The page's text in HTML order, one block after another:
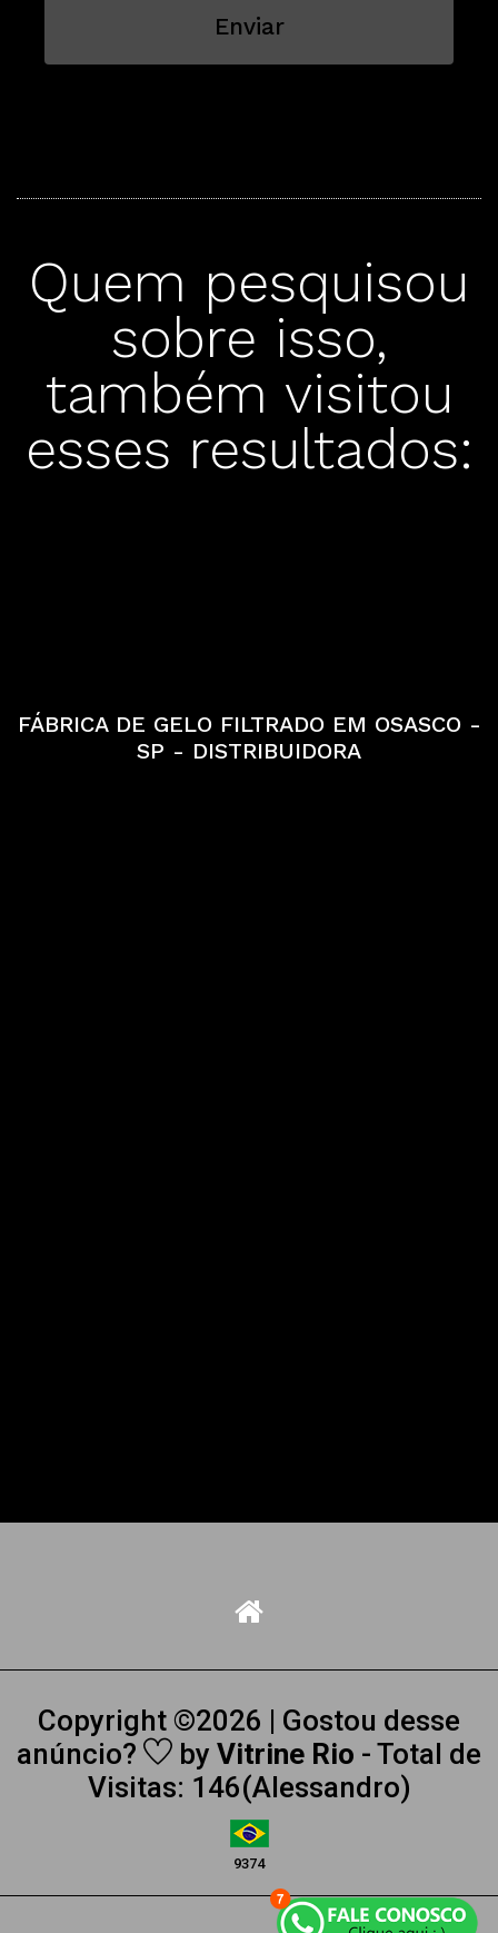
Enviar
Quem pesquisou
sobre isso,
também visitou
esses resultados:
FÁBRICA DE GELO FILTRADO EM OSASCO -
SP - DISTRIBUIDORA
Copyright ©2026 | Gostou desse
anúncio?
by Vitrine Rio - Total de
Visitas: 146(Alessandro)
9374